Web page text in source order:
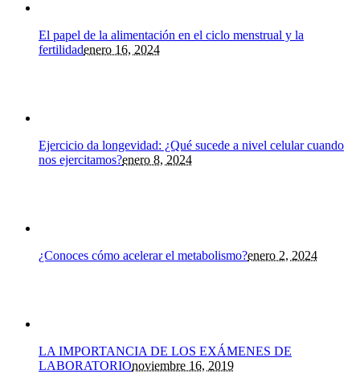
El papel de la alimentación en el ciclo menstrual y la
fertilidadenero 16, 2024
Ejercicio da longevidad: ¿Qué sucede a nivel celular cuando
nos ejercitamos?enero 8, 2024
¿Conoces cómo acelerar el metabolismo?enero 2, 2024
LA IMPORTANCIA DE LOS EXÁMENES DE
LABORATORIOnoviembre 16, 2019